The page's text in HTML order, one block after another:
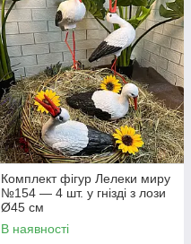
Комплект фігур Лелеки миру
№154 — 4 шт. у гнізді з лози
Ø45 см
В наявності